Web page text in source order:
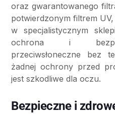
oraz gwarantowanego
potwierdzonym filtrem
w specjalistycznym
ochrona i
przeciwsłoneczne bez
żadnej ochrony przed
jest szkodliwe dla oczu.
Bezpieczne i